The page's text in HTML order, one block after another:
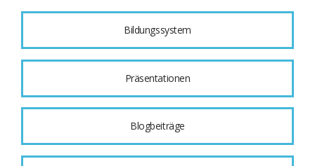
Bildungssystem
Präsentationen
Blogbeiträge